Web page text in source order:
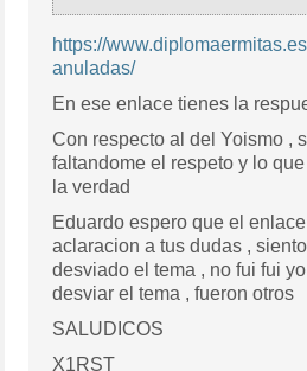
https://
anuladas/
En ese
Con respecto al del Yoismo ,
faltandome el respeto y lo
la verdad
Eduardo espero que el
aclaracion a tus dudas ,
desviado el tema , no fui fui
desviar el tema , fueron otros
SALUDICOS
X1RST